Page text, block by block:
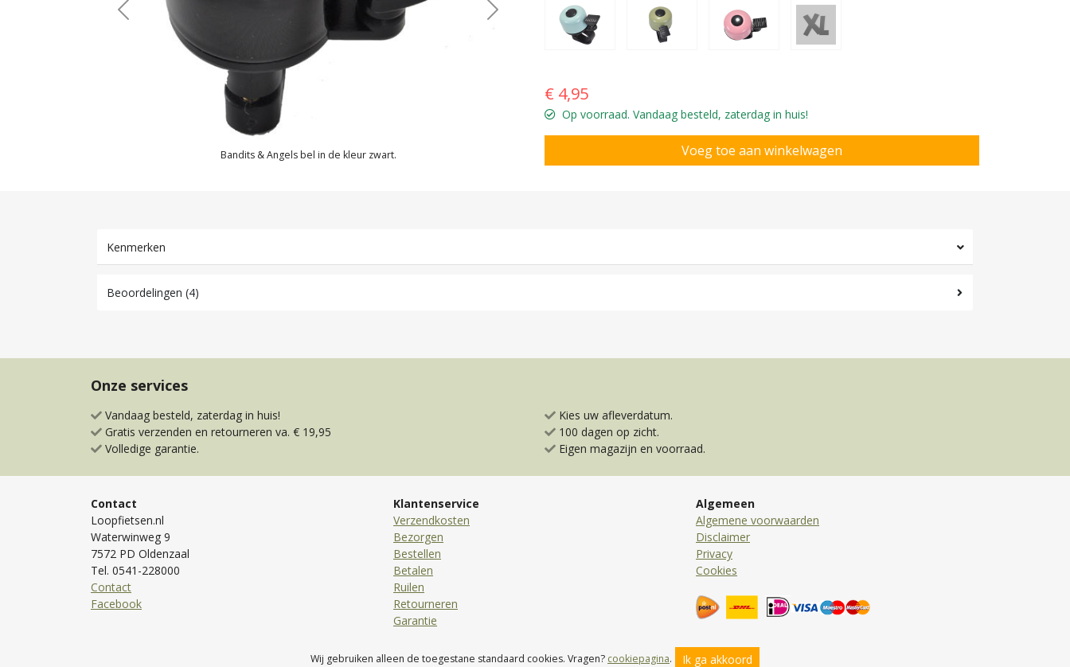
Bandits & Angels bel in de kleur zwart.
Previous Next
€ 4,95
Op voorraad. Vandaag besteld, zaterdag in huis!
Kenmerken
Beoordelingen (4)
Onze services
Vandaag besteld, zaterdag in huis!
Gratis verzenden en retourneren va. € 19,95
Volledige garantie.
Kies uw afleverdatum.
100 dagen op zicht.
Eigen magazijn en voorraad.
Contact
Loopfietsen.nl
Waterwinweg 9
7572 PD Oldenzaal
Tel. 0541-228000
Contact
Facebook
Klantenservice
Verzendkosten
Bezorgen
Bestellen
Betalen
Ruilen
Retourneren
Garantie
Algemeen
Algemene voorwaarden
Disclaimer
Privacy
Cookies
© 2026 Loopfietsen.nl Toyfan BV
Wij gebruiken alleen de toegestane standaard cookies. Vragen? cookiepagina. Ik ga akkoord